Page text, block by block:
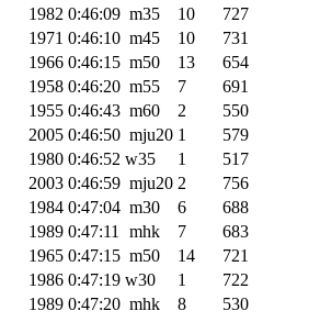
1982 0:46:09 m35 10
727
1971 0:46:10 m45 10
731
1966 0:46:15 m50 13
654
1958 0:46:20 m55 7
691
1955 0:46:43 m60 2
550
2005 0:46:50 mju20 1
579
1980 0:46:52 w35 1
517
2003 0:46:59 mju20 2
756
1984 0:47:04 m30 6
688
1989 0:47:11 mhk 7
683
1965 0:47:15 m50 14
721
1986 0:47:19 w30 1
722
1989 0:47:20 mhk 8
530